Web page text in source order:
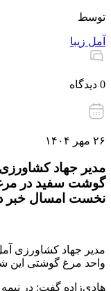
توسط
آمل زیبا
0 دیدگاه
۲۶ مهر ۱۴۰۴
گوشت سفید در
نخست امسال خبر
واحد مرغ گوشتی این